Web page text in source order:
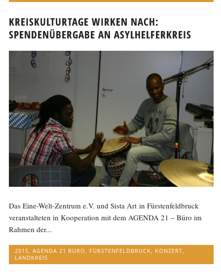
KREISKULTURTAGE WIRKEN NACH:
SPENDENÜBERGABE AN ASYLHELFERKREIS
Das Eine-Welt-Zentrum e.V. und Sista Art in Fürstenfeldbruck
veranstalteten in Kooperation mit dem AGENDA 21 – Büro im
Rahmen der...
2015,AGENDA 21 BÜRO, FÜRSTENFELDBRUCK, KONZERT,
LANDKREIS